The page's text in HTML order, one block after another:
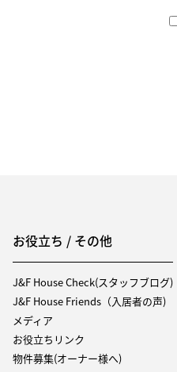
お役立ち / その他
J&F House Check(スタッフブログ)
J&F House Friends（入居者の声)
メディア
お役立ちリンク
物件募集(オーナー様へ)